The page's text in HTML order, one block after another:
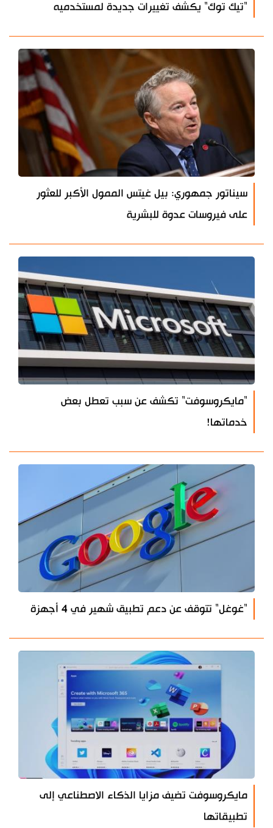
"تيك توك" يكشف تغييرات جديدة لمستخدميه
سيناتور جمهوري: بيل غيتس الممول الأكبر للعثور
على فيروسات عدوة للبشرية
"مايكروسوفت" تكشف عن سبب تعطل بعض
خدماتها!
"غوغل" تتوقف عن دعم تطبيق شهير في 4 أجهزة
مايكروسوفت تضيف مزايا الذكاء الاصطناعي إلى
تطبيقاتها